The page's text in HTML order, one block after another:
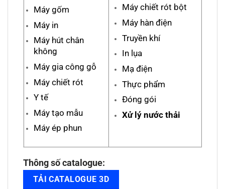
Máy gốm
Máy in
Máy hút chân
không
Máy gia công gỗ
Máy chiết rót
Y tế
Máy tạo mẫu
Máy ép phun
Máy chiết rót bột
Máy hàn điện
Truyền khí
In lụa
Mạ điện
Thực phẩm
Đóng gói
Xử lý nước thải
Thông số catalogue:
TẢI CATALOGUE 3D